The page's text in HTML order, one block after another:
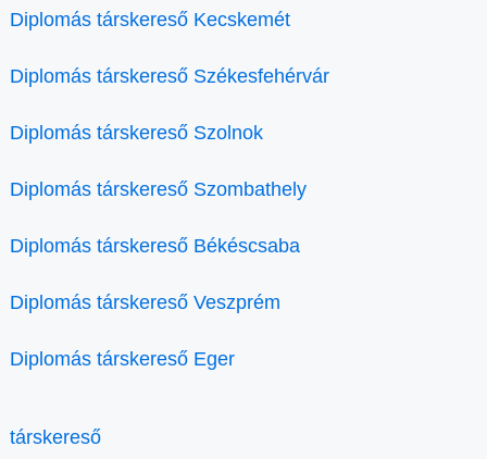
Diplomás társkereső Kecskemét
Diplomás társkereső Székesfehérvár
Diplomás társkereső Szolnok
Diplomás társkereső Szombathely
Diplomás társkereső Békéscsaba
Diplomás társkereső Veszprém
Diplomás társkereső Eger
társkereső